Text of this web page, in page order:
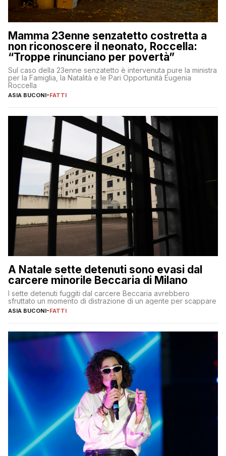
Mamma 23enne senzatetto costretta a
non riconoscere il neonato, Roccella:
“Troppe rinunciano per povertà”
Sul caso della 23enne senzatetto è intervenuta pure la ministra
per la Famiglia, la Natalità e le Pari Opportunità Eugenia
Roccella
ASIA BUCONI-FATTI
A Natale sette detenuti sono evasi dal
carcere minorile Beccaria di Milano
I sette detenuti fuggiti dal carcere Beccaria avrebbero
sfruttato un momento di distrazione di un agente per scappare
ASIA BUCONI-FATTI